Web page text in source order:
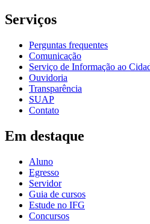
Serviços
Perguntas frequentes
Comunicação
Serviço de Informação ao
Ouvidoria
Transparência
SUAP
Contato
Em destaque
Aluno
Egresso
Servidor
Guia de cursos
Estude no IFG
Concursos